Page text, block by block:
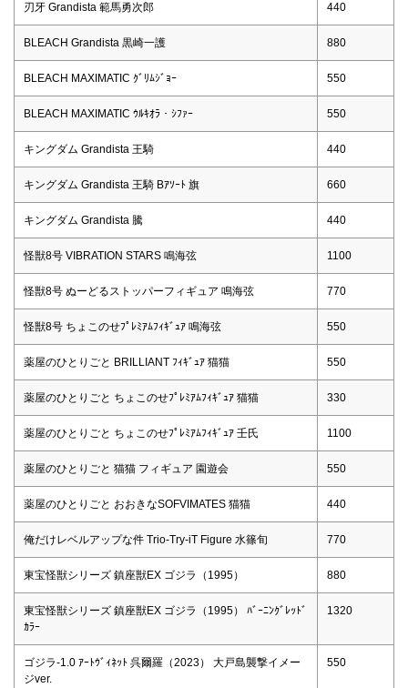
刃牙 Grandista 範馬勇次郎 440
BLEACH Grandista 黒崎一護 880
BLEACH MAXIMATIC ｸﾞﾘﾑｼﾞｮｰ 550
BLEACH MAXIMATIC ｳﾙｷｵﾗ・ｼﾌｧｰ 550
キングダム Grandista 王騎 440
キングダム Grandista 王騎 Bｱｿｰﾄ 旗 660
キングダム Grandista 騰 440
怪獣8号 VIBRATION STARS 鳴海弦 1100
怪獣8号 ぬーどるストッパーフィギュア 鳴海弦 770
怪獣8号 ちょこのせﾌﾟﾚﾐｱﾑﾌｨｷﾞｭｱ 鳴海弦 550
薬屋のひとりごと BRILLIANT ﾌｨｷﾞｭｱ 猫猫 550
薬屋のひとりごと ちょこのせﾌﾟﾚﾐｱﾑﾌｨｷﾞｭｱ 猫猫 330
薬屋のひとりごと ちょこのせﾌﾟﾚﾐｱﾑﾌｨｷﾞｭｱ 壬氏 1100
薬屋のひとりごと 猫猫 フィギュア 園遊会 550
薬屋のひとりごと おおきなSOFVIMATES 猫猫 440
俺だけレベルアップな件 Trio-Try-iT Figure 水篠旬 770
東宝怪獣シリーズ 鎮座獣EX ゴジラ（1995） 880
東宝怪獣シリーズ 鎮座獣EX ゴジラ（1995） ﾊﾞｰﾆﾝｸﾞﾚｯﾄﾞ
ｶﾗｰ
1320
ゴジラ-1.0 ｱｰﾄｳﾞｨﾈｯﾄ 呉爾羅（2023） 大戸島襲撃イメー
ジver.
550